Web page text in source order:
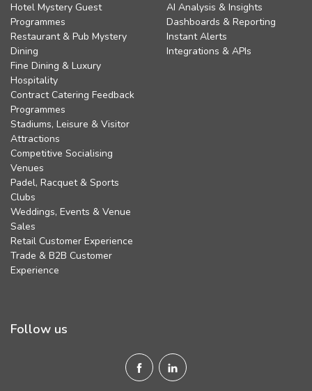
Hotel Mystery Guest
Programmes
Restaurant & Pub Mystery
Dining
Fine Dining & Luxury
Hospitality
Contract Catering Feedback
Programmes
Stadiums, Leisure & Visitor
Attractions
Competitive Socialising
Venues
Padel, Racquet & Sports
Clubs
Weddings, Events & Venue
Sales
Retail Customer Experience
Trade & B2B Customer
Experience
AI Analysis & Insights
Dashboards & Reporting
Instant Alerts
Integrations & APIs
Follow us